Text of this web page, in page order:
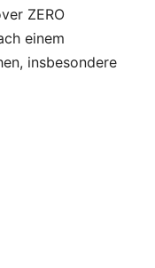
ZERO
einem
insbesondere